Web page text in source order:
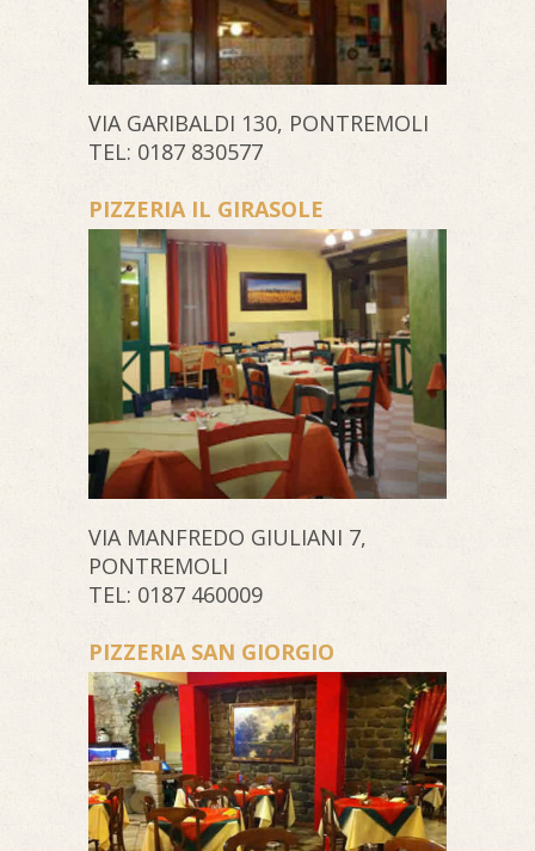
VIA GARIBALDI 130, PONTREMOLI
TEL: 0187 830577
PIZZERIA IL GIRASOLE
VIA MANFREDO GIULIANI 7,
PONTREMOLI
TEL: 0187 460009
PIZZERIA SAN GIORGIO